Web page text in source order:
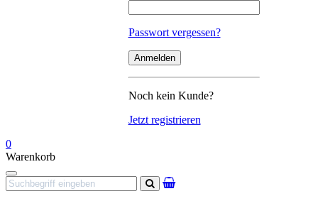
Passwort vergessen?
Noch kein Kunde?
Jetzt registrieren
0
Warenkorb
Navigation
Suchen